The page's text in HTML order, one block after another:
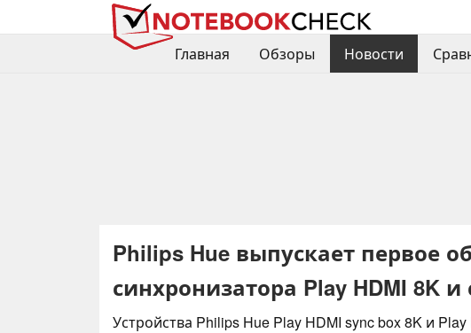
Главная
Обзоры Новости
Philips Hue выпускает первое
синхронизатора Play HDMI 8K
Устройства Philips Hue Play HDMI sync box 8K и Play